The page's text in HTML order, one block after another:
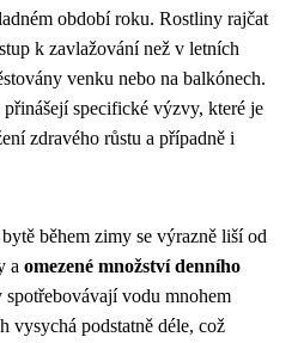
období roku. Rostliny rajčat
k zavlažování než v letních
venku nebo na balkónech.
specifické výzvy, které je
zdravého růstu a případně i
během zimy se výrazně liší od
a omezené množství denního
vodu mnohem
vysychá podstatně déle, což